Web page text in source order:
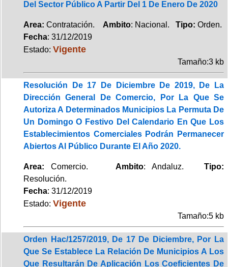
Del Sector Público A Partir Del 1 De Enero De 2020
Area: Contratación. Ambito: Nacional. Tipo: Orden.
Fecha: 31/12/2019
Estado: Vigente
Tamaño:3 kb
Resolución De 17 De Diciembre De 2019, De La
Dirección General De Comercio, Por La Que Se
Autoriza A Determinados Municipios La Permuta De
Un Domingo O Festivo Del Calendario En Que Los
Establecimientos Comerciales Podrán Permanecer
Abiertos Al Público Durante El Año 2020.
Area: Comercio. Ambito: Andaluz.Tipo:
Resolución.
Fecha: 31/12/2019
Estado: Vigente
Tamaño:5 kb
Orden Hac/1257/2019, De 17 De Diciembre, Por La
Que Se Establece La Relación De Municipios A Los
Que Resultarán De Aplicación Los Coeficientes De